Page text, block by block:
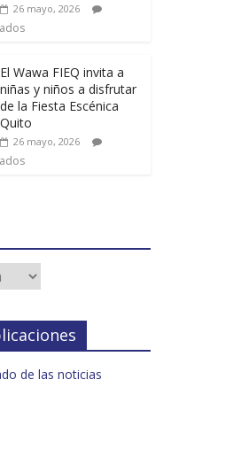
26 mayo, 2026
El Wawa FIEQ invita a
niñas y niños a disfrutar
de la Fiesta Escénica
Quito
26 mayo, 2026
de las noticias